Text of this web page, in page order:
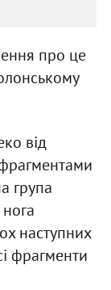
про це
від
група
наступних
фрагменти